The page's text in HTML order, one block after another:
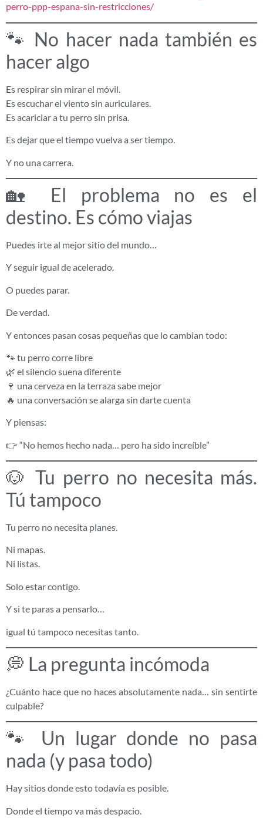
perro-ppp-espana-sin-restricciones/
🐾 No hacer nada también es
hacer algo
Es respirar sin mirar el móvil.
Es escuchar el viento sin auriculares.
Es acariciar a tu perro sin prisa.
Es dejar que el tiempo vuelva a ser tiempo.
Y no una carrera.
🏡 El problema no es el
destino. Es cómo viajas
Puedes irte al mejor sitio del mundo…
Y seguir igual de acelerado.
O puedes parar.
De verdad.
Y entonces pasan cosas pequeñas que lo cambian todo:
🐾 tu perro corre libre
🌿 el silencio suena diferente
🍷 una cerveza en la terraza sabe mejor
🔥 una conversación se alarga sin darte cuenta
Y piensas:
👉 “No hemos hecho nada… pero ha sido increíble”
🐶 Tu perro no necesita más.
Tú tampoco
Tu perro no necesita planes.
Ni mapas.
Ni listas.
Solo estar contigo.
Y si te paras a pensarlo…
igual tú tampoco necesitas tanto.
💭 La pregunta incómoda
¿Cuánto hace que no haces absolutamente nada… sin sentirte
culpable?
🐾 Un lugar donde no pasa
nada (y pasa todo)
Hay sitios donde esto todavía es posible.
Donde el tiempo va más despacio.